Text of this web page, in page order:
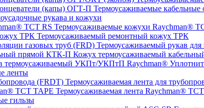
Термоусаживаемые
рукава и кожухи
Термоусаживаемые кожухи Raychman®
Термоусаживаемый ремонтный кожух ТРК
Термоусаживаемый рукав
Кожух термоусаживаемый
ленты
Термоусаживаемая лента для
Термоусаживаемая лента Raychman®
гильзы